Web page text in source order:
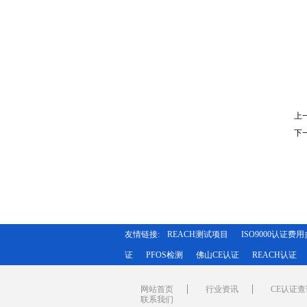
上
下
友情链接: REACH测试项目 ISO9000认证费用
证 PFOS检测 佛山CE认证 REACH认证
网站首页 行业资讯
CE认证
联系我们